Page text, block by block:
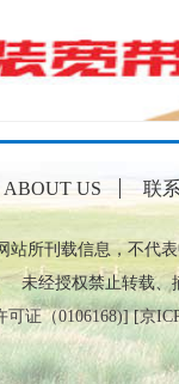
ABOUT US 联
站所刊载信息，不代
未经授权禁止转载、
可证（0106168)] [京